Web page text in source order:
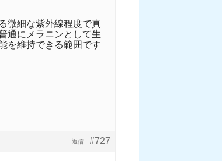
微細な紫外線程度で真
通にメラニンとして生
を維持できる範囲です
#727
返信